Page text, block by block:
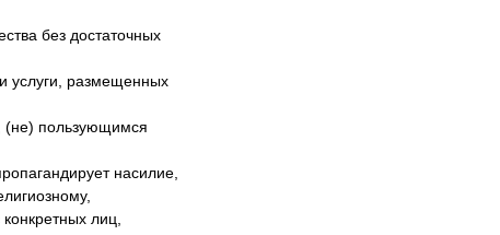
без достаточных
услуги, размещенных
(не) пользующимся
насилие,
лиц,